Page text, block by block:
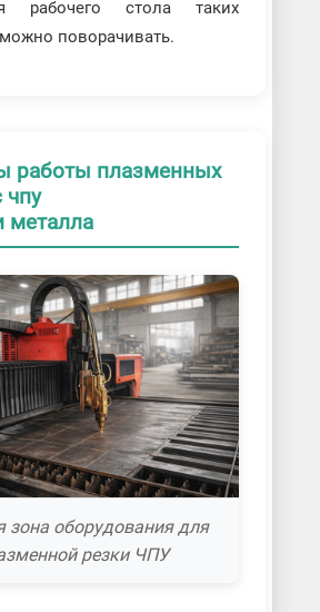
рабочего стола таких
поворачивать.
работы плазменных
чпу
металла
зона оборудования для
резки ЧПУ